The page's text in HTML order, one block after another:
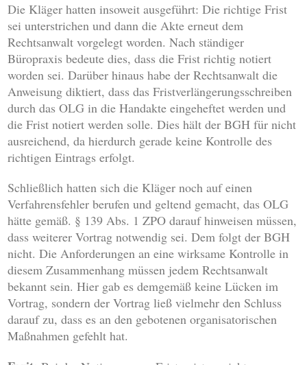
Die Kläger hatten insoweit ausgeführt: Die richtige Frist
sei unterstrichen und dann die Akte erneut dem
Rechtsanwalt vorgelegt worden. Nach ständiger
Büropraxis bedeute dies, dass die Frist richtig notiert
worden sei. Darüber hinaus habe der Rechtsanwalt die
Anweisung diktiert, dass das Fristverlängerungsschreiben
durch das OLG in die Handakte eingeheftet werden und
die Frist notiert werden solle. Dies hält der BGH für nicht
ausreichend, da hierdurch gerade keine Kontrolle des
richtigen Eintrags erfolgt.
Schließlich hatten sich die Kläger noch auf einen
Verfahrensfehler berufen und geltend gemacht, das OLG
hätte gemäß. § 139 Abs. 1 ZPO darauf hinweisen müssen,
dass weiterer Vortrag notwendig sei. Dem folgt der BGH
nicht. Die Anforderungen an eine wirksame Kontrolle in
diesem Zusammenhang müssen jedem Rechtsanwalt
bekannt sein. Hier gab es demgemäß keine Lücken im
Vortrag, sondern der Vortrag ließ vielmehr den Schluss
darauf zu, dass es an den gebotenen organisatorischen
Maßnahmen gefehlt hat.